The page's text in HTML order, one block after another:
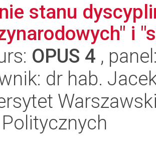
stanu
i
OPUS 4 ,
dr hab.